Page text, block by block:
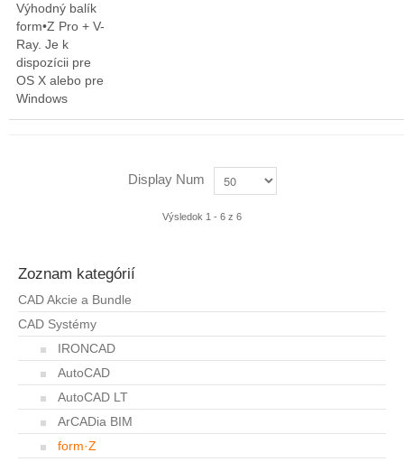
Výhodný balík
form•Z Pro + V-
Ray. Je k
dispozícii pre
OS X alebo pre
Windows
Display Num
Výsledok 1 - 6 z 6
Zoznam kategórií
CAD Akcie a Bundle
CAD Systémy
IRONCAD
AutoCAD
AutoCAD LT
ArCADia BIM
form·Z